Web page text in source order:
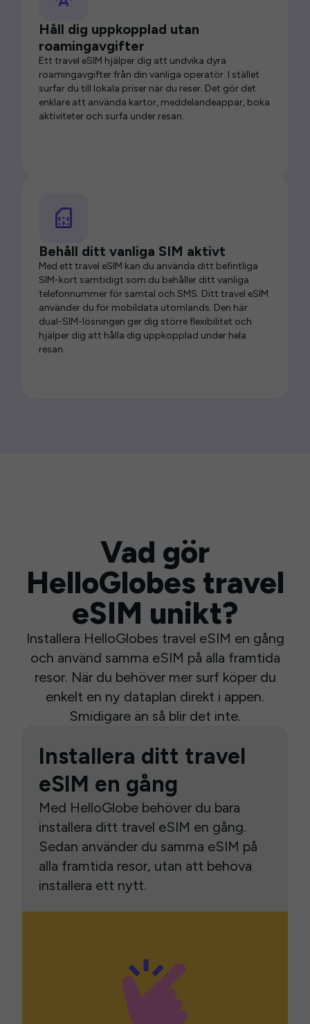
Håll dig uppkopplad utan
roamingavgifter
Ett travel eSIM hjälper dig att undvika dyra
roamingavgifter från din vanliga operatör. I stället
surfar du till lokala priser när du reser. Det gör det
enklare att använda kartor, meddelandeappar, boka
aktiviteter och surfa under resan.
Behåll ditt vanliga SIM aktivt
Med ett travel eSIM kan du använda ditt befintliga
SIM-kort samtidigt som du behåller ditt vanliga
telefonnummer för samtal och SMS. Ditt travel eSIM
använder du för mobildata utomlands. Den här
dual-SIM-lösningen ger dig större flexibilitet och
hjälper dig att hålla dig uppkopplad under hela
resan.
Vad gör
HelloGlobes travel
eSIM unikt?
Installera HelloGlobes travel eSIM en gång
och använd samma eSIM på alla framtida
resor. När du behöver mer surf köper du
enkelt en ny dataplan direkt i appen.
Smidigare än så blir det inte.
Installera ditt travel
eSIM en gång
Med HelloGlobe behöver du bara
installera ditt travel eSIM en gång.
Sedan använder du samma eSIM på
alla framtida resor, utan att behöva
installera ett nytt.